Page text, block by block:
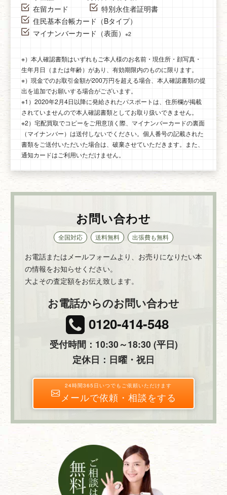
在留カード
特別永住者証明書
住民基本台帳カード（Bタイプ）
マイナンバーカード（表面） ※2
※）本人確認書類はいずれもご本人様のお名前・現住所・顔写真・
生年月日（または年齢）があり、有効期限内のものに限ります。
※）現金でのお取引金額が200万円を超える場合、本人確認書類の提
出を追加でお願いする場合がございます。
※1）2020年2月4日以降に発給されたパスポートは、住所欄が掲載
されていませんので本人確認書類としてお取り扱いできません。
※2）宅配買取でコピーをご用意頂く際、マイナンバーカードの裏面
（マイナンバー）は送付しないでください。個人番号の記載された
書類をご送付いただいた場合は、破棄させていただきます。また、
通知カードはご利用いただけません。
お問い合わせ
全国対応 送料無料 出張費も無料
お電話またはメールフォームより、お売りになりたい本
の情報をお知らせください。
大よその査定額をお伝え致します。
お電話からのお問い合わせ
0120-414-548
受付時間：10:30～18:30 (平日)
定休日：日曜・祝日
24時間365日いつでもご依頼いただけます
メールで依頼・相談をする